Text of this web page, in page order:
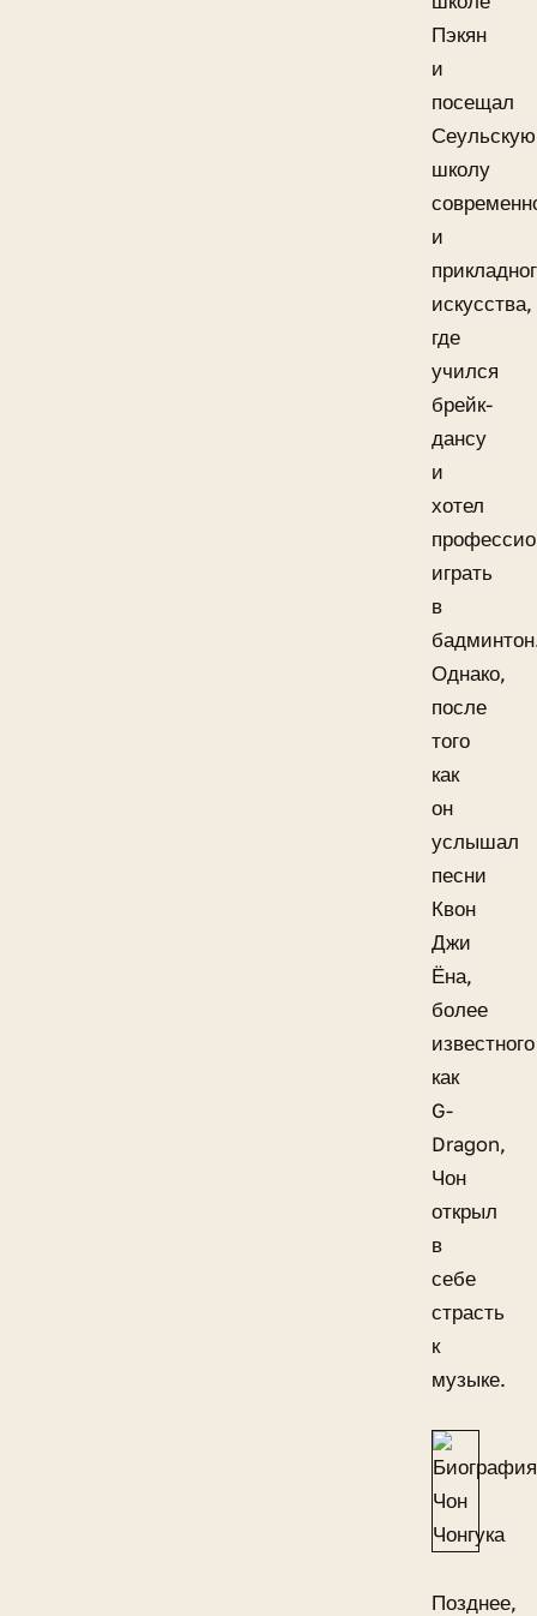
Пэкян
и
посещал
Сеульскую
школу
и
искусства,
где
учился
брейк-
дансу
и
хотел
играть
в
Однако,
после
того
как
он
услышал
песни
Квон
Джи
Ёна,
более
известного
как
G-
Dragon,
Чон
открыл
в
себе
страсть
к
музыке.
Позднее,